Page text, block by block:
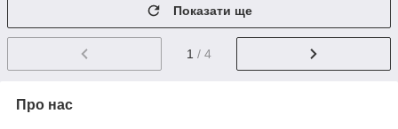
Показати ще
1 / 4
Про нас